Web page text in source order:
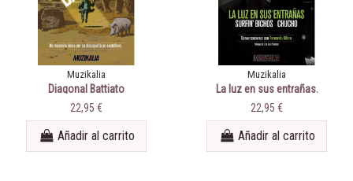
Muzikalia
Diagonal Battiato
22,95 €
Añadir al carrito
Muzikalia
La luz en sus entrañas.
Conversaciones con
Fernando Alfaro
22,95 €
Añadir al carrito